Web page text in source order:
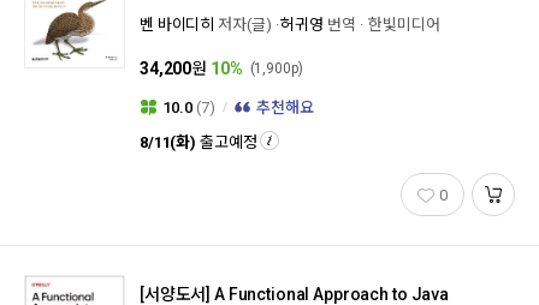
벤 바이디히 저자(글) 허귀영 번역 한빛미디어
34,200원 10% (1,900p)
10.0 (7)
추천해요
8/11(화) 출고예정
0
[서양도서] A Functional Approach to Java